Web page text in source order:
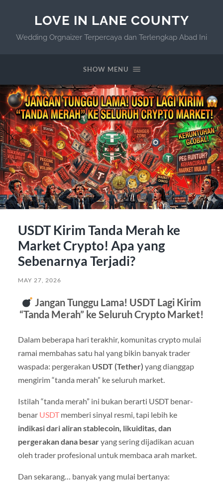
LOVE IN LANE COUNTY
Wedding Orgnaizer Terpercaya dan Terlengkap Abad Ini
SHOW MENU
USDT Kirim Tanda Merah ke
Market Crypto! Apa yang
Sebenarnya Terjadi?
MAY 27, 2026
Jangan Tunggu Lama! USDT Lagi Kirim
“Tanda Merah” ke Seluruh Crypto Market!
Dalam beberapa hari terakhir, komunitas crypto mulai
ramai membahas satu hal yang bikin banyak trader
waspada: pergerakan USDT (Tether) yang dianggap
mengirim “tanda merah” ke seluruh market.
Istilah “tanda merah” ini bukan berarti USDT benar-
benar USDTmemberi sinyal resmi, tapi lebih ke
indikasi dari aliran stablecoin, likuiditas, dan
pergerakan dana besaryang sering dijadikan acuan
oleh trader profesional untuk membaca arah market.
Dan sekarang… banyak yang mulai bertanya: